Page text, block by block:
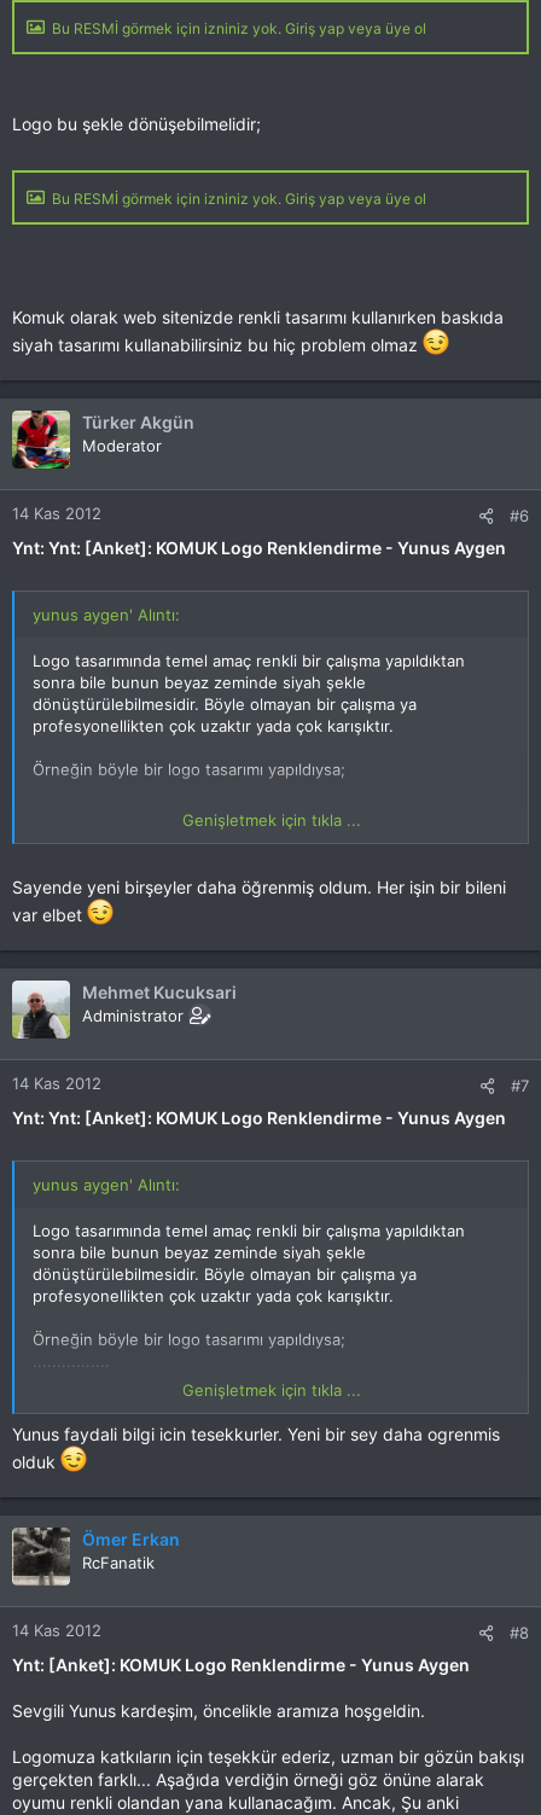
Bu RESMİ görmek için izniniz yok. Giriş yap veya üye ol
Logo bu şekle dönüşebilmelidir;
Bu RESMİ görmek için izniniz yok. Giriş yap veya üye ol
Komuk olarak web sitenizde renkli tasarımı kullanırken baskıda
siyah tasarımı kullanabilirsiniz bu hiç problem olmaz
Türker Akgün
Moderator
14 Kas 2012 #6
Ynt: Ynt: [Anket]: KOMUK Logo Renklendirme - Yunus Aygen
yunus aygen' Alıntı:
Logo tasarımında temel amaç renkli bir çalışma yapıldıktan
sonra bile bunun beyaz zeminde siyah şekle
dönüştürülebilmesidir. Böyle olmayan bir çalışma ya
profesyonellikten çok uzaktır yada çok karışıktır.
Örneğin böyle bir logo tasarımı yapıldıysa;
Bu RESMİ görmek için izniniz yok. Giriş yap veya üye ol
Bu RESMİ görmek için izniniz yok. Giriş yap veya üye ol
Komuk olarak web sitenizde renkli tasarımı kullanırken baskıda
Genişletmek için tıkla ...
Sayende yeni birşeyler daha öğrenmiş oldum. Her işin bir bileni
var elbet
Mehmet Kucuksari
Administrator
14 Kas 2012 #7
Ynt: Ynt: [Anket]: KOMUK Logo Renklendirme - Yunus Aygen
yunus aygen' Alıntı:
Logo tasarımında temel amaç renkli bir çalışma yapıldıktan
sonra bile bunun beyaz zeminde siyah şekle
dönüştürülebilmesidir. Böyle olmayan bir çalışma ya
profesyonellikten çok uzaktır yada çok karışıktır.
Örneğin böyle bir logo tasarımı yapıldıysa;
Logo bu şekle dönüşebilmelidir;
Komuk olarak web sitenizde renkli tasarımı kullanırken baskıda
siyah tasarımı kullanabilirsiniz bu hiç problem olmaz
Genişletmek için tıkla ...
Yunus faydali bilgi icin tesekkurler. Yeni bir sey daha ogrenmis
olduk
Ömer Erkan
RcFanatik
14 Kas 2012 #8
Ynt: [Anket]: KOMUK Logo Renklendirme - Yunus Aygen
Sevgili Yunus kardeşim, öncelikle aramıza hoşgeldin.
Logomuza katkıların için teşekkür ederiz, uzman bir gözün bakışı
gerçekten farklı... Aşağıda verdiğin örneği göz önüne alarak
oyumu renkli olandan yana kullanacağım. Ancak, Şu anki